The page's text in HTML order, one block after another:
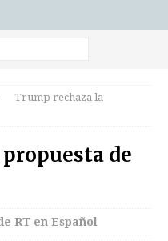
Trump rechaza la
de
RT en Español